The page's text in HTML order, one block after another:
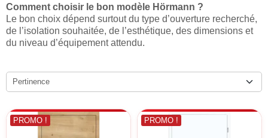
Comment choisir le bon modèle Hörmann ?
Le bon choix dépend surtout du type d’ouverture recherché,
de l’isolation souhaitée, de l’esthétique, des dimensions et
du niveau d’équipement attendu.
Pertinence
PROMO ! PROMO !